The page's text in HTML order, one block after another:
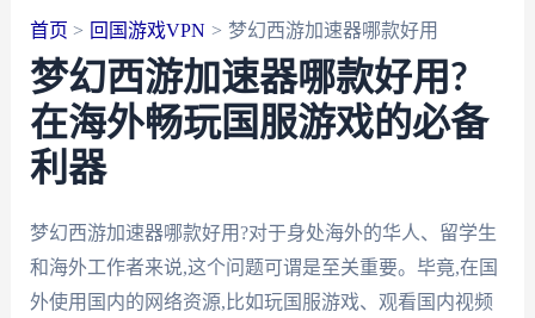
首页 回国游戏VPN 梦幻西游加速器哪款好用
梦幻西游加速器哪款好用?
在海外畅玩国服游戏的必备
利器
梦幻西游加速器哪款好用?对于身处海外的华人、留学生
和海外工作者来说,这个问题可谓是至关重要。毕竟,在国
外使用国内的网络资源,比如玩国服游戏、观看国内视频